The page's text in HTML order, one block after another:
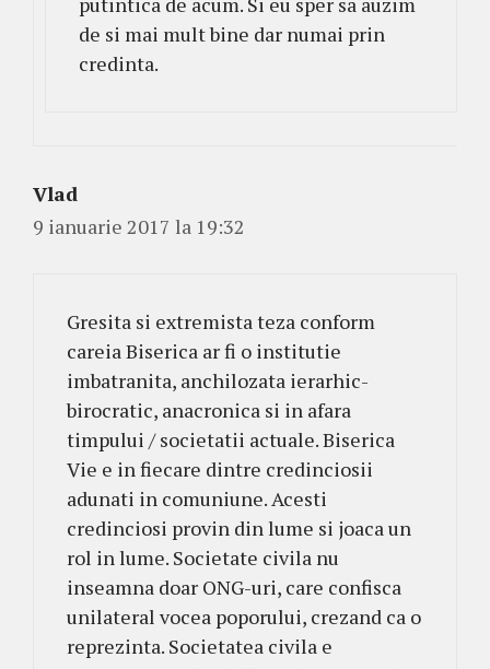
de si mai mult bine dar numai prin
credinta.
Vlad
9 ianuarie 2017 la 19:32
Gresita si extremista teza conform
careia Biserica ar fi o institutie
imbatranita, anchilozata ierarhic-
birocratic, anacronica si in afara
timpului / societatii actuale. Biserica
Vie e in fiecare dintre credinciosii
adunati in comuniune. Acesti
credinciosi provin din lume si joaca un
rol in lume. Societate civila nu
inseamna doar ONG-uri, care confisca
unilateral vocea poporului, crezand ca o
reprezinta. Societatea civila e